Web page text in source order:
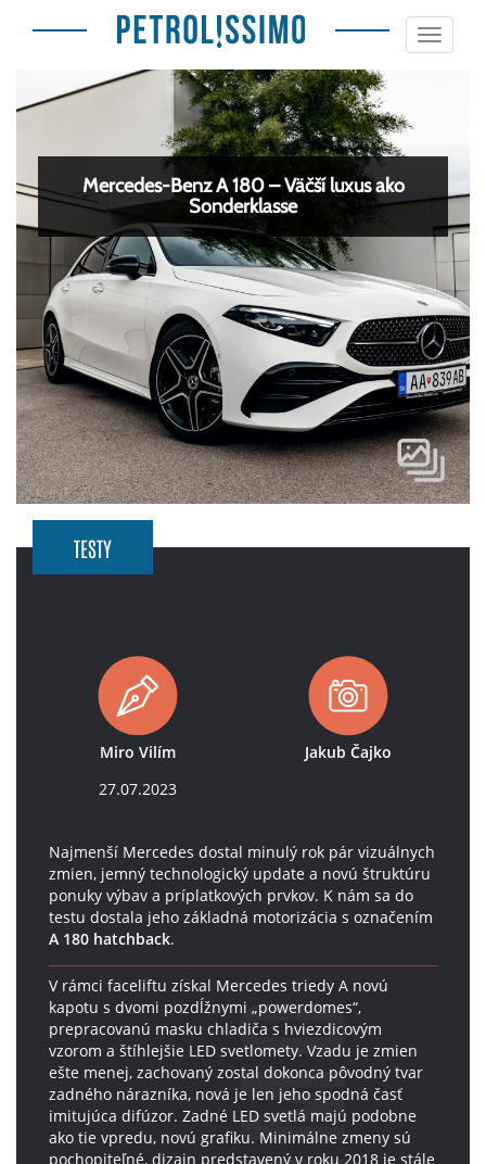
Toggle
Mercedes-Benz A 180 – Väčší luxus ako
Sonderklasse
TESTY
Miro Vilím
27.07.2023
Jakub Čajko
Najmenší Mercedes dostal minulý rok pár vizuálnych
zmien, jemný technologický update a novú štruktúru
ponuky výbav a príplatkových prvkov. K nám sa do
testu dostala jeho základná motorizácia s označením
A 180 hatchback.
V rámci faceliftu získal Mercedes triedy A novú
kapotu s dvomi pozdĺžnymi „powerdomes“,
prepracovanú masku chladiča s hviezdicovým
vzorom a štíhlejšie LED svetlomety. Vzadu je zmien
ešte menej, zachovaný zostal dokonca pôvodný tvar
zadného nárazníka, nová je len jeho spodná časť
imitujúca difúzor. Zadné LED svetlá majú podobne
ako tie vpredu, novú grafiku. Minimálne zmeny sú
pochopiteľné, dizajn predstavený v roku 2018 je stále